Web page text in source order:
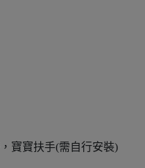
寶寶扶手(需自行安裝)